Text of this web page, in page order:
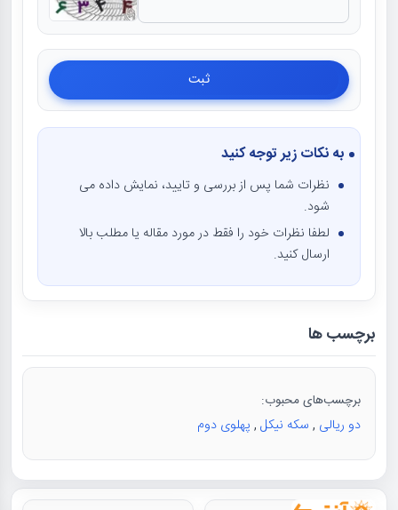
به نکات زیر توجه کنید
نظرات شما پس از بررسی و تایید، نمایش داده می
شود.
لطفا نظرات خود را فقط در مورد مقاله یا مطلب بالا
ارسال کنید.
برچسب ها
برچسب‌های محبوب:
دو ریالی , سکه نیکل , پهلوی دوم